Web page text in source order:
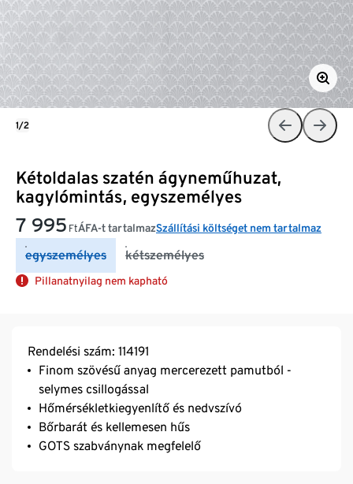
Kétoldalas szatén ágyneműhuzat,
kagylómintás, egyszemélyes
7 995 FtÁFA-t tartalmazSzállítási költséget nem tartalmaz
egyszemélyes kétszemélyes
Pillanatnyilag nem kapható
1/2
Rendelési szám: 114191
Finom szövésű anyag mercerezett pamutból -
selymes csillogással
Hőmérsékletkiegyenlítő és nedvszívó
Bőrbarát és kellemesen hűs
GOTS szabványnak megfelelő